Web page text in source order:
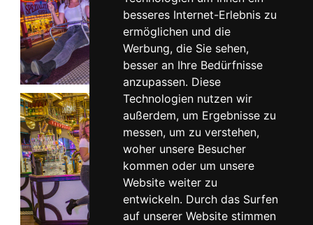
besseres Internet-Erlebnis zu
ermöglichen und die
Werbung, die Sie sehen,
besser an Ihre Bedürfnisse
anzupassen. Diese
Technologien nutzen wir
außerdem, um Ergebnisse zu
messen, um zu verstehen,
woher unsere Besucher
kommen oder um unsere
Website weiter zu
entwickeln. Durch das Surfen
auf unserer Website stimmen